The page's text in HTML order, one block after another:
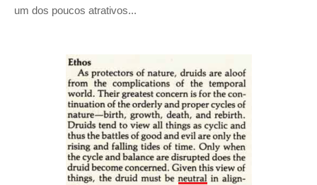
um dos poucos atrativos...